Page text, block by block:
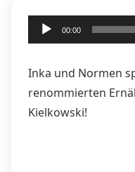
Audio-
Player
00:00
Inka und Normen
renommierten
Kielkowski!